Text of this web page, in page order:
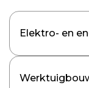
Elektro- en